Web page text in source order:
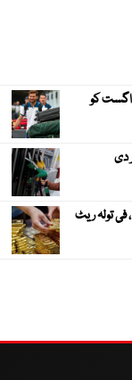
کیریبین پریمیئر لیگ ، قومی کرکٹرز کو این او سی 19 اگست کو
دی
تولہ ریٹ